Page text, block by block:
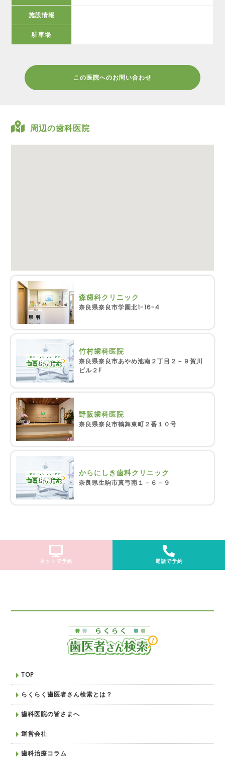
施設情報
駐車場
この医院へのお問い合わせ
周辺の歯科医院
森歯科クリニック
奈良県奈良市学園北1-16-4
竹村歯科医院
奈良県奈良市あやめ池南２丁目２－９賀川
ビル２F
野阪歯科医院
奈良県奈良市鶴舞東町２番１０号
からにしき歯科クリニック
奈良県生駒市真弓南１－６－９
ネットで予約 電話で予約
TOP
らくらく歯医者さん検索とは？
歯科医院の皆さまへ
運営会社
歯科治療コラム